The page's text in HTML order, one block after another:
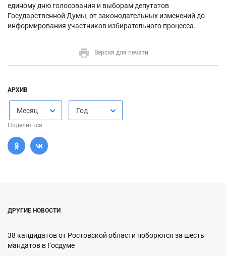
единому дню голосования и выборам депутатов
Государственной Думы, от законодательных изменений до
информирования участников избирательного процесса.
Версия для печати
АРХИВ
Месяц Год
Поделиться
ДРУГИЕ НОВОСТИ
38 кандидатов от Ростовской области поборются за шесть
мандатов в Госдуме